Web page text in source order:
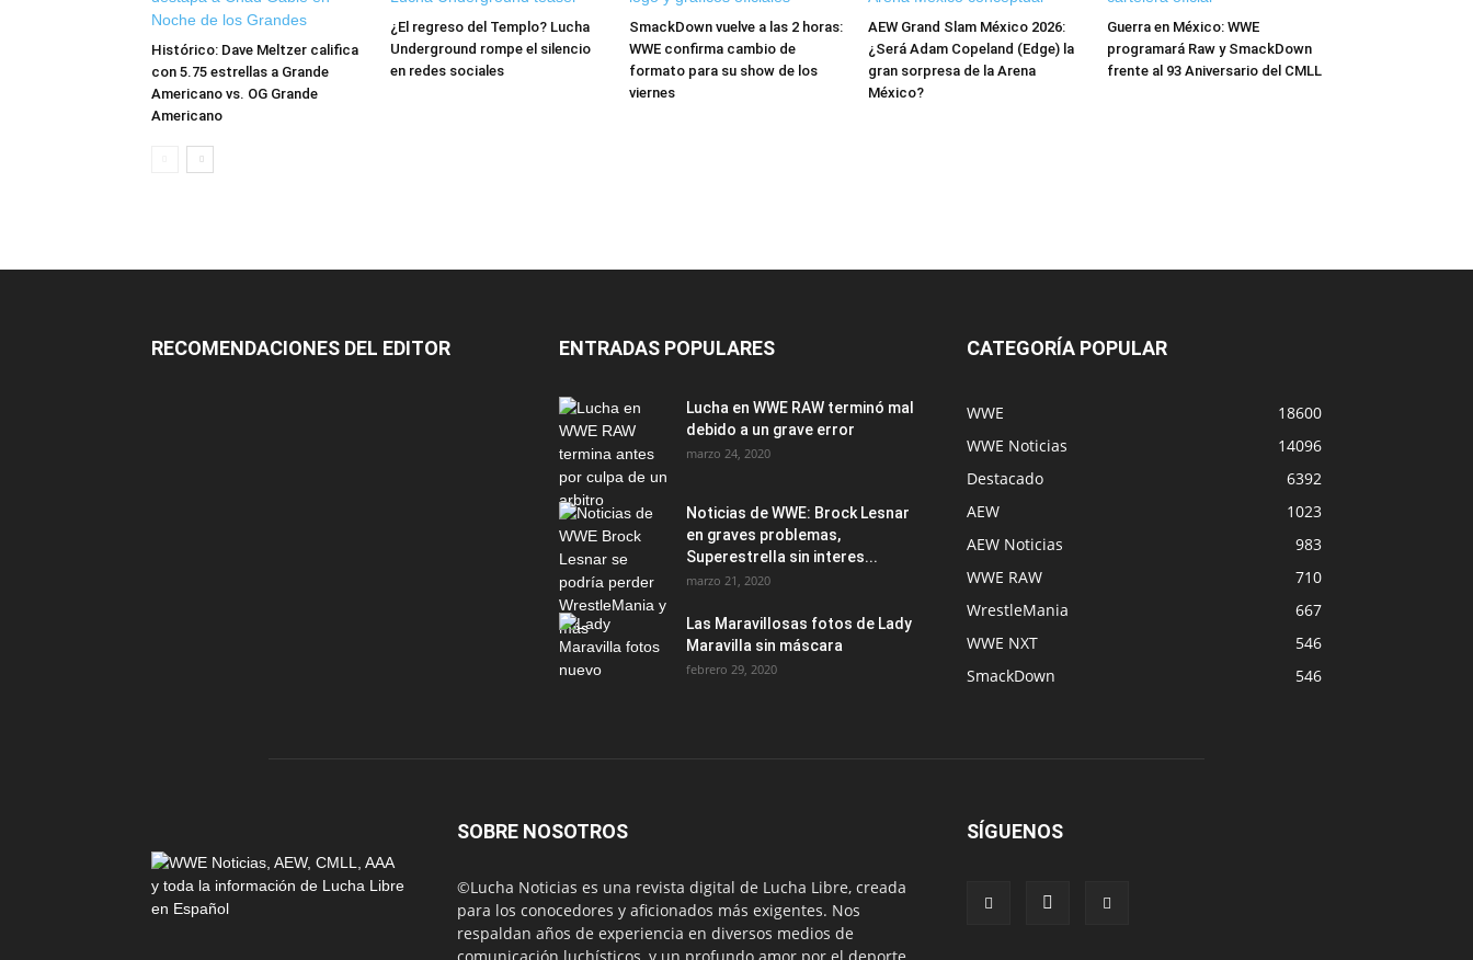
Histórico: Dave Meltzer califica
con 5.75 estrellas a Grande
Americano vs. OG Grande
Americano
¿El regreso del Templo? Lucha
Underground rompe el silencio
en redes sociales
SmackDown vuelve a las 2 horas:
WWE confirma cambio de
formato para su show de los
viernes
AEW Grand Slam México 2026:
¿Será Adam Copeland (Edge) la
gran sorpresa de la Arena
México?
Guerra en México: WWE
programará Raw y SmackDown
frente al 93 Aniversario del CMLL
RECOMENDACIONES DEL EDITOR ENTRADAS POPULARES
Lucha en WWE RAW terminó mal
debido a un grave error
marzo 24, 2020
Noticias de WWE: Brock Lesnar
en graves problemas,
Superestrella sin interes...
marzo 21, 2020
Las Maravillosas fotos de Lady
Maravilla sin máscara
febrero 29, 2020
CATEGORÍA POPULAR
WWE
18600
WWE Noticias
14096
Destacado
6392
AEW
1023
AEW Noticias
983
WWE RAW
710
WrestleMania
667
WWE NXT
546
SmackDown
546
SOBRE NOSOTROS
©Lucha Noticias es una revista digital de Lucha Libre, creada
para los conocedores y aficionados más exigentes. Nos
respaldan años de experiencia en diversos medios de
SÍGUENOS